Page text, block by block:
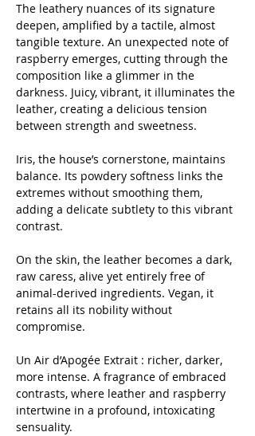
The leathery nuances of its signature
deepen, amplified by a tactile, almost
tangible texture. An unexpected note of
raspberry emerges, cutting through the
composition like a glimmer in the
darkness. Juicy, vibrant, it illuminates the
leather, creating a delicious tension
between strength and sweetness.
Iris, the house’s cornerstone, maintains
balance. Its powdery softness links the
extremes without smoothing them,
adding a delicate subtlety to this vibrant
contrast.
On the skin, the leather becomes a dark,
raw caress, alive yet entirely free of
animal-derived ingredients. Vegan, it
retains all its nobility without
compromise.
Un Air d’Apogée Extrait : richer, darker,
more intense. A fragrance of embraced
contrasts, where leather and raspberry
intertwine in a profound, intoxicating
sensuality.